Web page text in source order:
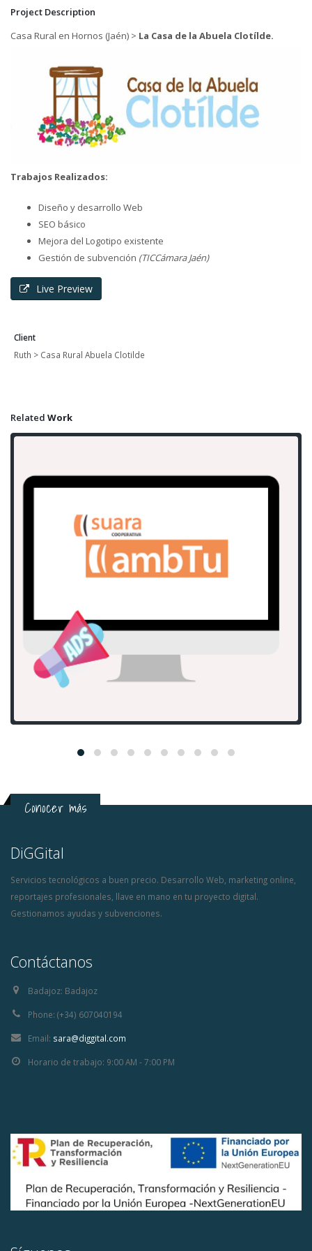
Project Description
Casa Rural en Hornos (Jaén) > La Casa de la Abuela Clotílde.
Trabajos Realizados:
Diseño y desarrollo Web
SEO básico
Mejora del Logotipo existente
Gestión de subvención (TICCámara Jaén)
Live Preview
Client
Ruth > Casa Rural Abuela Clotilde
Related Work
Conocer más
DiGGital
Servicios tecnológicos a buen precio. Desarrollo Web, marketing online,
reportajes profesionales, llave en mano en tu proyecto digital.
Gestionamos ayudas y subvenciones.
Contáctanos
Badajoz: Badajoz
Phone: (+34) 607040194
Email: sara@diggital.com
Horario de trabajo: 9:00 AM - 7:00 PM